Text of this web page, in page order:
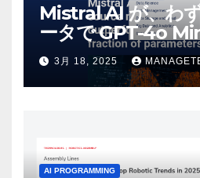
Mistral AI が、わ
ータで GPT-4o
しいオープンソー
リース |
3月 18, 2025
AI PROGRAMMING